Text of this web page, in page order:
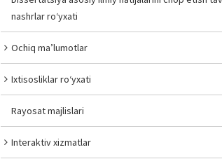
nashrlar ro‘yxati
Ochiq ma’lumotlar
Ixtisosliklar ro‘yxati
Rayosat majlislari
Interaktiv xizmatlar